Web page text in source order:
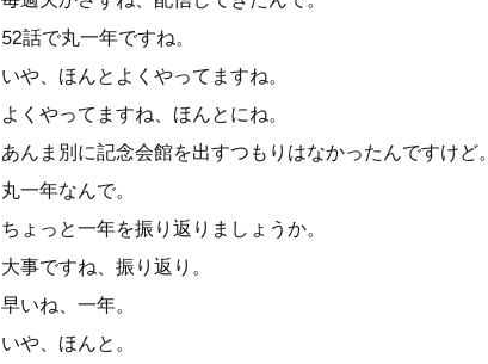
52話で丸一年ですね。
いや、ほんとよくやってますね。
よくやってますね、ほんとにね。
あんま別に記念会館を出すつもりはなかったんですけど。
丸一年なんで。
ちょっと一年を振り返りましょうか。
大事ですね、振り返り。
早いね、一年。
いや、ほんと。